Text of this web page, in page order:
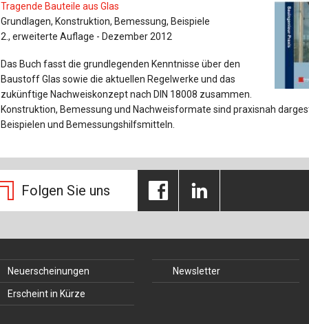
Tragende Bauteile aus Glas
Grundlagen, Konstruktion, Bemessung, Beispiele
2., erweiterte Auflage - Dezember 2012
Das Buch fasst die grundlegenden Kenntnisse über den
Baustoff Glas sowie die aktuellen Regelwerke und das
zukünftige Nachweiskonzept nach DIN 18008 zusammen.
Konstruktion, Bemessung und Nachweisformate sind praxisnah
Beispielen und Bemessungshilfsmitteln.
Folgen Sie uns
Neuerscheinungen
Erscheint in Kürze
Newsletter